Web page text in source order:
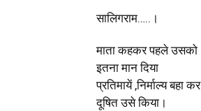
सालिगराम…..।
माता कहकर पहले उसको
इतना मान दिया
प्रतिमायें ,निर्माल्य बहा कर
दूषित उसे किया।